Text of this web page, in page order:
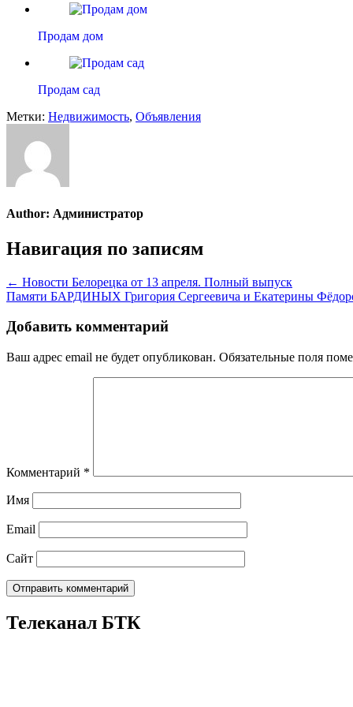
Продам дом
Продам сад
Метки: Недвижимость, Объявления
Author: Администратор
Навигация по записям
← Новости Белорецка от 13 апреля. Полный выпуск
Памяти БАРДИНЫХ Григория Сергеевича и Екатерины
Добавить комментарий
Ваш адрес email не будет опубликован. Обязательные поля
Комментарий *
Имя
Email
Сайт
Телеканал БТК